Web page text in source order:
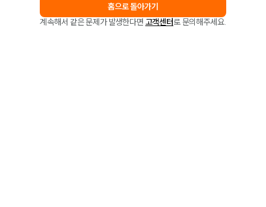
홈으로 돌아가기
계속해서 같은 문제가 발생한다면 고객센터로 문의해주세요.